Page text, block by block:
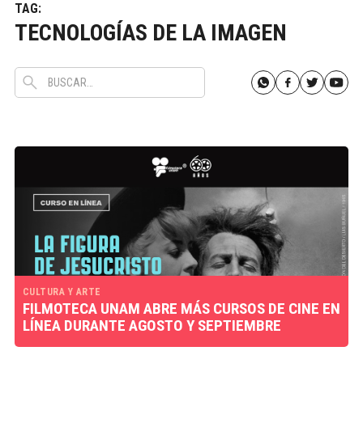
TAG:
TECNOLOGÍAS DE LA IMAGEN
CULTURA Y ARTE
FILMOTECA UNAM ABRE MÁS CURSOS DE CINE EN
LÍNEA DURANTE AGOSTO Y SEPTIEMBRE